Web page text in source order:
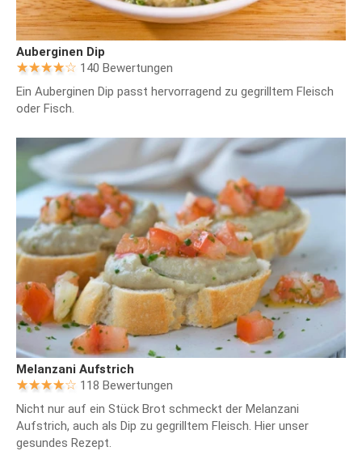
Auberginen Dip
140 Bewertungen
Ein Auberginen Dip passt hervorragend zu gegrilltem Fleisch
oder Fisch.
Melanzani Aufstrich
118 Bewertungen
Nicht nur auf ein Stück Brot schmeckt der Melanzani
Aufstrich, auch als Dip zu gegrilltem Fleisch. Hier unser
gesundes Rezept.